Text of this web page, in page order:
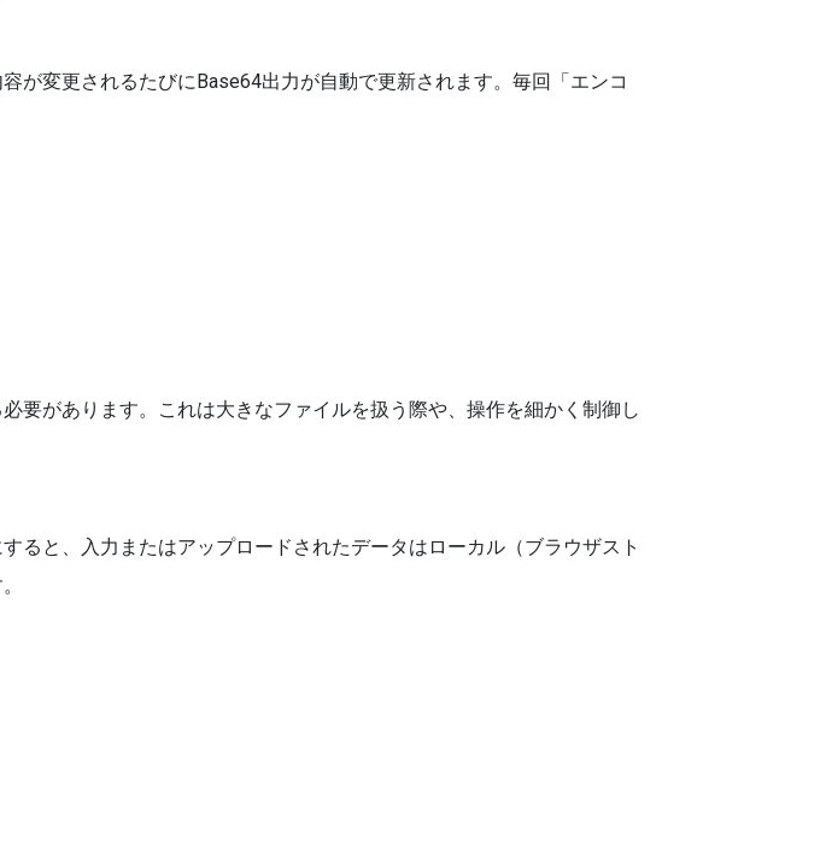
が変更されるたびにBase64出力が自動で更新されます。毎回「エンコ
要があります。これは大きなファイルを扱う際や、操作を細かく制御し
ると、入力またはアップロードされたデータはローカル（ブラウザスト